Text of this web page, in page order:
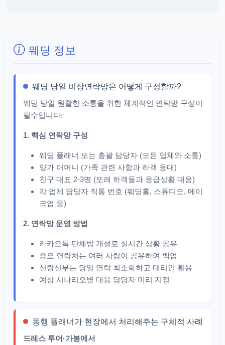
웨딩 정보
웨딩 당일 비상연락망은 어떻게 구성할까?
웨딩 당일 원활한 소통을 위한 체계적인 연락망 구성이
필수입니다:
1. 핵심 연락망 구성
웨딩 플래너 또는 총괄 담당자 (모든 업체와 소통)
양가 어머니 (가족 관련 사항과 하객 응대)
친구 대표 2-3명 (또래 하객들과 응급상황 대응)
각 업체 담당자 직통 번호 (웨딩홀, 스튜디오, 메이
크업 등)
2. 연락망 운영 방법
카카오톡 단체방 개설로 실시간 상황 공유
중요 연락처는 여러 사람이 공유하여 백업
신랑신부는 당일 연락 최소화하고 대리인 활용
예상 시나리오별 대응 담당자 미리 지정
동행 플래너가 현장에서 처리해주는 구체적 사례
드레스 투어·가봉에서